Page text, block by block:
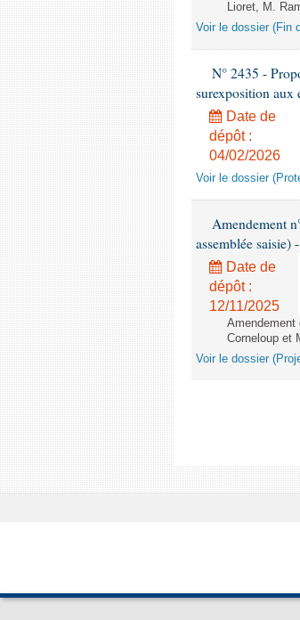
Lioret, M.
Voir le dossier (Fin
N° 2435 -
surexposition aux
Date de
dépôt :
04/02/2026
Voir le dossier
Amendement
assemblée saisie)
Date de
dépôt :
12/11/2025
Amendement
Corneloup et
Voir le dossier